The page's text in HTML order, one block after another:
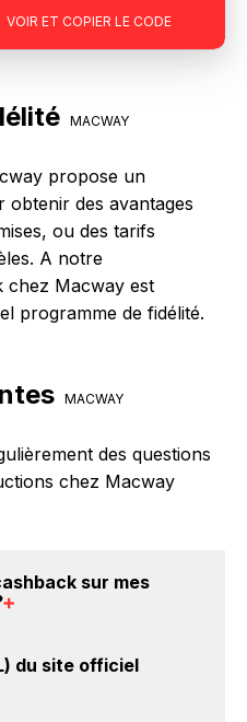
VOIR ET COPIER LE CODE
MACWAY
propose un
obtenir des avantages
ou des tarifs
A notre
chez Macway est
programme de fidélité.
MACWAY
des questions
chez Macway
sur mes
sur BackBackBack et
le cashback, réalisez
du site officiel